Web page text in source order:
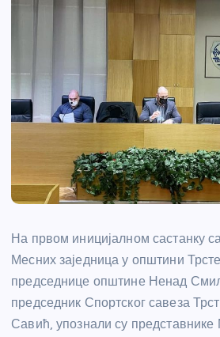
На првом иницијалном састанку
Месних заједница у општини
председнице општине Ненад
председник Спортског савеза
Савић, упознали су